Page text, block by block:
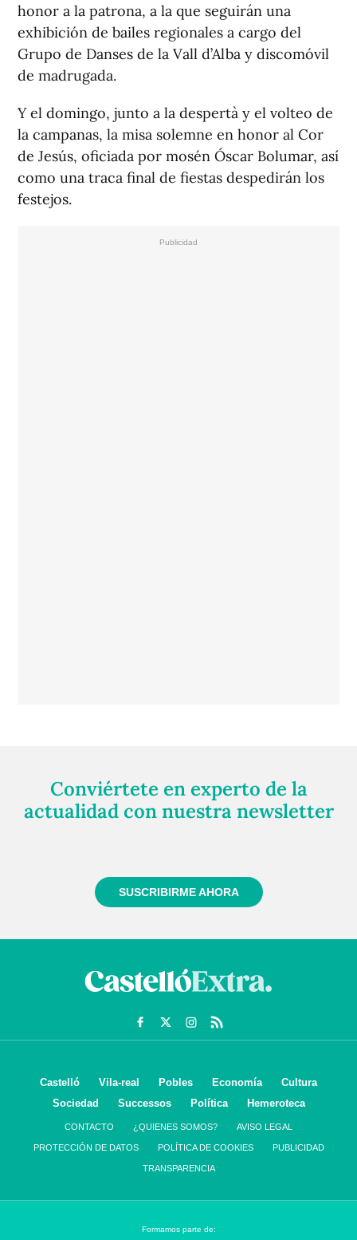
honor a la patrona, a la que seguirán una
exhibición de bailes regionales a cargo del
Grupo de Danses de la Vall d’Alba y discomóvil
de madrugada.
Y el domingo, junto a la despertà y el volteo de
la campanas, la misa solemne en honor al Cor
de Jesús, oficiada por mosén Óscar Bolumar, así
como una traca final de fiestas despedirán los
festejos.
Conviértete en experto de la
actualidad con nuestra newsletter
SUSCRIBIRME AHORA
Castelló Vila-real Pobles Economía
Cultura
Sociedad
Successos Política Hemeroteca
CONTACTO ¿QUIENES SOMOS? AVISO LEGAL
PROTECCIÓN DE DATOS POLÍTICA DE COOKIES PUBLICIDAD
TRANSPARENCIA
Formamos parte de: